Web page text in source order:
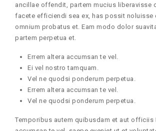
ancillae offendit, partem mucius liberavisse
facete efficiendi sea ex, has possit noluisse
omnium probatus et. Eam modo dolor
partem perpetua et.
Errem altera accumsan te vel.
Ei vel nostro tamquam.
Vel ne quodsi ponderum perpetua.
Errem altera accumsan te vel.
Vel ne quodsi ponderum perpetua.
Temporibus autem quibusdam et aut officiis